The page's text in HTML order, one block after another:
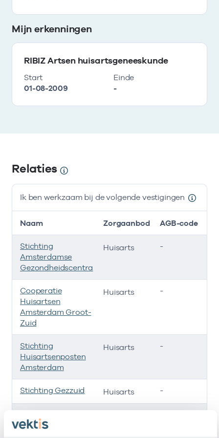
Mijn erkenningen
RIBIZ Artsen huisartsgeneeskunde
Start
01-08-2009
Einde
-
Relaties
Ik ben werkzaam bij de volgende vestigingen
Naam Zorgaanbod AGB-code
Stichting
Amsterdamse
Gezondheidscentra
Huisarts -
Cooperatie
Huisartsen
Amsterdam Groot-
Zuid
Huisarts -
Stichting
Huisartsenposten
Amsterdam
Huisarts -
Stichting Gezzuid Huisarts -
Jongebreur